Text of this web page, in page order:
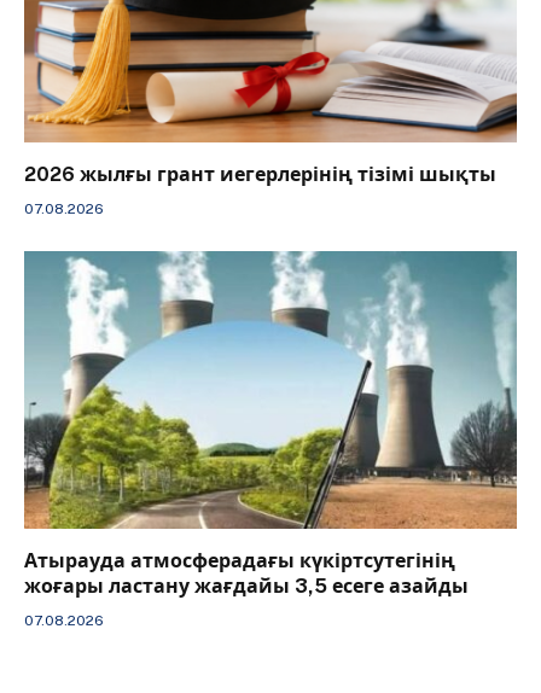
2026 жылғы грант иегерлерінің тізімі шықты
07.08.2026
Атырауда атмосферадағы күкіртсутегінің
жоғары ластану жағдайы 3,5 есеге азайды
07.08.2026